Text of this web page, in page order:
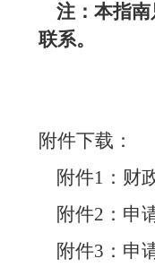
注：本指
联系。
附件下载：
附件1 ：财
附件2 ：申
附件3 ：申